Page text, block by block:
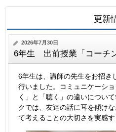
更新
2026年7月30日
6年生 出前授業「コーチン
6年生は、講師の先生をお招き
行いました。コミュニケーシ
く」と「聴く」の違いについ
クでは、友達の話に耳を傾け
て考えることの大切さを実感す